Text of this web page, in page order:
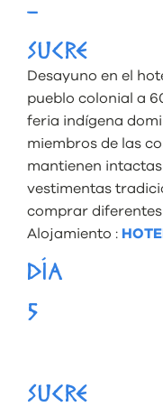
–
SUCRE
Desayuno en el
pueblo colonial a
feria indígena
miembros de las
mantienen
vestimentas
comprar
Alojamiento :
DÍA
5
SUCRE